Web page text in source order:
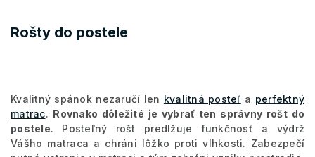
Rošty do postele
Kvalitný spánok nezaručí len kvalitná posteľ a perfektný
matrac. Rovnako dôležité je vybrať ten správny rošt do
postele. Posteľný rošt predlžuje funkčnosť a výdrž
Vášho matraca a chráni lôžko proti vlhkosti. Zabezpečí